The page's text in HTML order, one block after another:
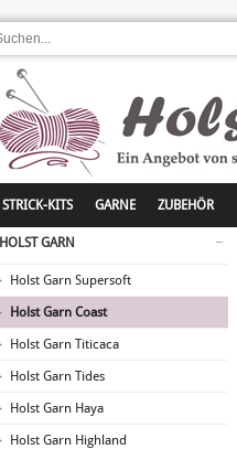
STRICK-KITS GARNE ZUBEHÖR
HOLST GARN
Holst Garn Supersoft
Holst Garn Coast
Holst Garn Titicaca
Holst Garn Tides
Holst Garn Haya
Holst Garn Highland